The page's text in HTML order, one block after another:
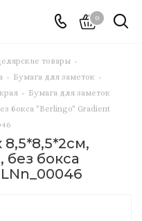
0
товары -
- Бумага для заметок -
- Бумага для заметок
бокса "Berlingo" Gradient
без бокса